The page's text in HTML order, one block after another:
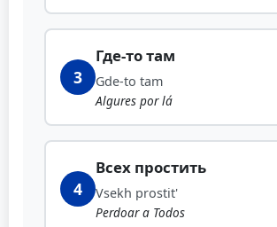
3
Где-то там
Gde-to tam
Algures por lá
4
Всех простить
Vsekh prostit'
Perdoar a Todos